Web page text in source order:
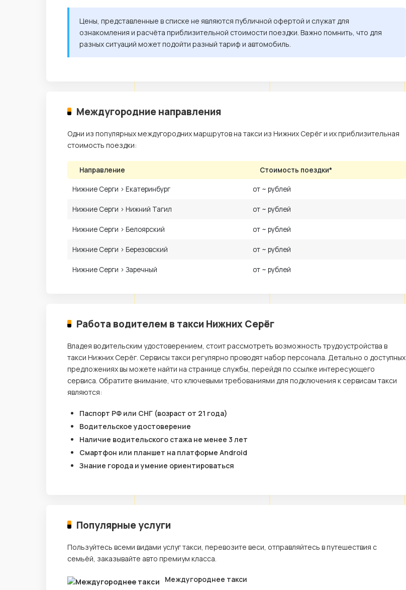
Цены, представленные в списке не являются публичной офертой и служат для
ознакомления и расчёта приблизительной стоимости поездки. Важно помнить, что для
разных ситуаций может подойти разный тариф и автомобиль.
Междугородние направления
Одни из популярных междугородних маршрутов на такси из Нижних Серёг и их приблизительная
стоимость поездки:
Направление Стоимость поездки*
Нижние Серги › Екатеринбург от ~ рублей
Нижние Серги › Нижний Тагил от ~ рублей
Нижние Серги › Белоярский от ~ рублей
Нижние Серги › Березовский от ~ рублей
Нижние Серги › Заречный от ~ рублей
Работа водителем в такси Нижних Серёг
Владея водительским удостоверением, стоит рассмотреть возможность трудоустройства в
такси Нижних Серёг. Сервисы такси регулярно проводят набор персонала. Детально о доступных
предложениях вы можете найти на странице службы, перейдя по ссылке интересующего
сервиса. Обратите внимание, что ключевыми требованиями для подключения к сервисам такси
являются:
Паспорт РФ или СНГ (возраст от 21 года)
Водительское удостоверение
Наличие водительского стажа не менее 3 лет
Смартфон или планшет на платформе Android
Знание города и умение ориентироваться
Популярные услуги
Пользуйтесь всеми видами услуг такси, перевозите веси, отправляйтесь в путешествия с
семьёй, заказывайте авто премиум класса.
Междугороднее такси